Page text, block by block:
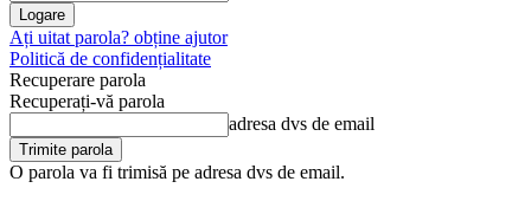
Ați uitat parola? obține ajutor
Politică de confidențialitate
Recuperare parola
Recuperați-vă parola
adresa dvs de email
O parola va fi trimisă pe adresa dvs de email.